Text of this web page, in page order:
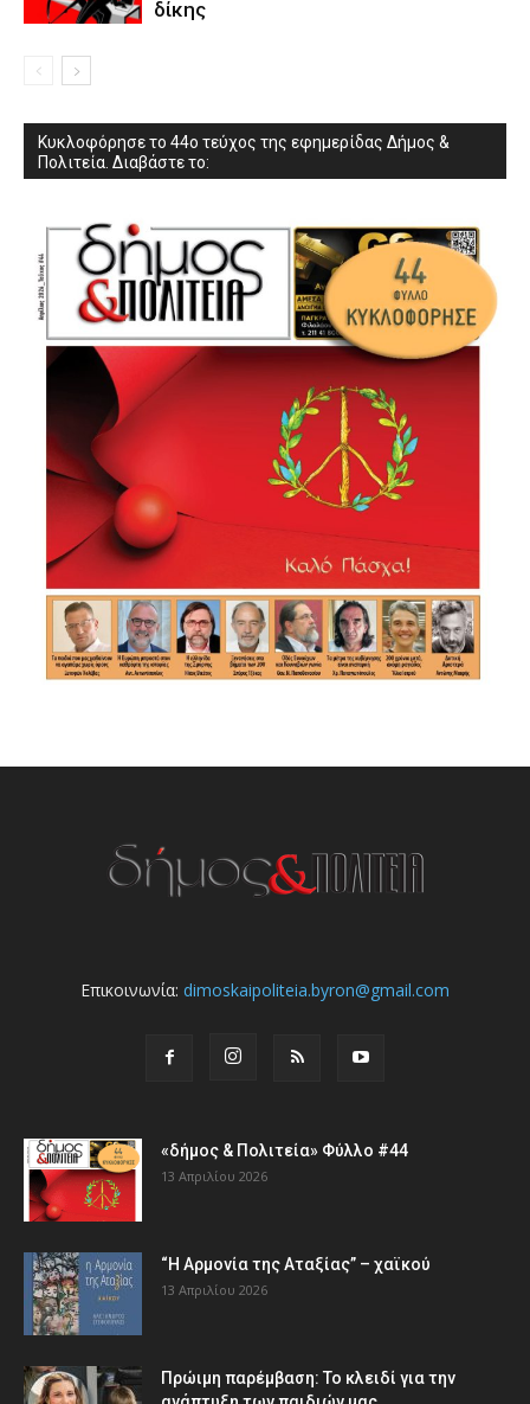
δίκης
Κυκλοφόρησε το 44ο τεύχος της εφημερίδας Δήμος &
Πολιτεία. Διαβάστε το:
Επικοινωνία: dimoskaipoliteia.byron@gmail.com
«δήμος & Πολιτεία» Φύλλο #44
13 Απριλίου 2026
“Η Αρμονία της Αταξίας” – χαϊκού
13 Απριλίου 2026
Πρώιμη παρέμβαση: Το κλειδί για την